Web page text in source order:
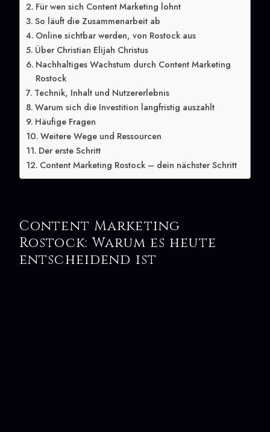
Für wen sich Content Marketing lohnt
So läuft die Zusammenarbeit ab
Online sichtbar werden, von Rostock aus
Über Christian Elijah Christus
Nachhaltiges Wachstum durch Content Marketing
Rostock
Technik, Inhalt und Nutzererlebnis
Warum sich die Investition langfristig auszahlt
Häufige Fragen
Weitere Wege und Ressourcen
Der erste Schritt
Content Marketing Rostock – dein nächster Schritt
Content Marketing
Rostock: Warum es heute
entscheidend ist